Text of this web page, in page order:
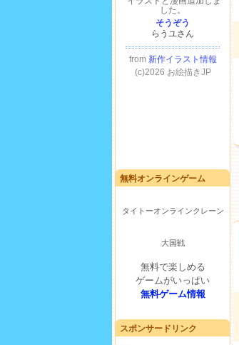
無料オンラインゲーム
タイトーオンラインクレーン
大国戦
無料で楽しめる
ゲームがいっぱい
無料ゲーム情報
スポンサードリンク